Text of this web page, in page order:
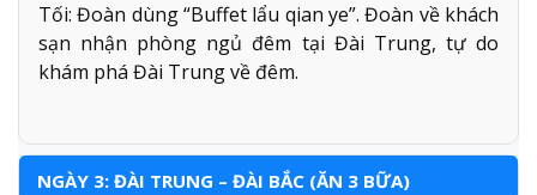
Tối: Đoàn dùng “Buffet lẩu qian ye”. Đoàn về khách
sạn nhận phòng ngủ đêm tại Đài Trung, tự do
khám phá Đài Trung về đêm.
NGÀY 3: ĐÀI TRUNG – ĐÀI BẮC (ĂN 3 BỮA)